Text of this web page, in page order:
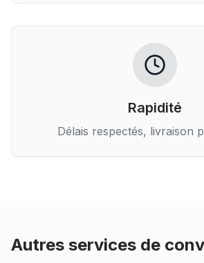
Rapidité
Délais respectés, livraison
Autres services de